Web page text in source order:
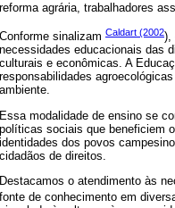
reforma agrária, trabalhadores
Conforme sinalizam Caldart (2002),
necessidades educacionais das
culturais e econômicas. A
responsabilidades
ambiente.
Essa modalidade de ensino se
políticas sociais que beneficiem
identidades dos povos
cidadãos de direitos.
Destacamos o atendimento às
fonte de conhecimento em